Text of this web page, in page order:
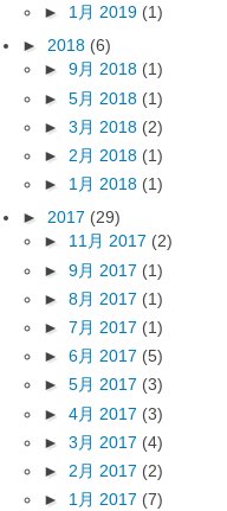
► 1月 2019 (1)
► 2018 (6)
► 9月 2018 (1)
► 5月 2018 (1)
► 3月 2018 (2)
► 2月 2018 (1)
► 1月 2018 (1)
► 2017 (29)
► 11月 2017 (2)
► 9月 2017 (1)
► 8月 2017 (1)
► 7月 2017 (1)
► 6月 2017 (5)
► 5月 2017 (3)
► 4月 2017 (3)
► 3月 2017 (4)
► 2月 2017 (2)
► 1月 2017 (7)